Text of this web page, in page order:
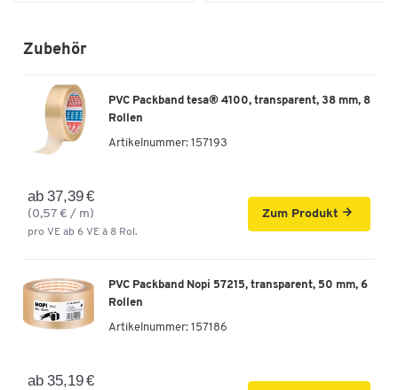
Zubehör
PVC Packband tesa® 4100, transparent, 38 mm, 8
Rollen
Artikelnummer: 157193
ab 37,39 €
(0,57 € / m)
pro VE ab 6 VE à 8 Rol.
Zum Produkt
PVC Packband Nopi 57215, transparent, 50 mm, 6
Rollen
Artikelnummer: 157186
ab 35,19 €